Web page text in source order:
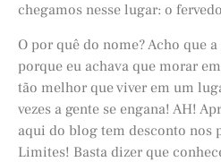
chegamos nesse lugar: o
O por quê do nome? Acho que
porque eu achava que morar
tão melhor que viver em um
vezes a gente se engana! AH!
aqui do blog tem desconto nos
Limites! Basta dizer que